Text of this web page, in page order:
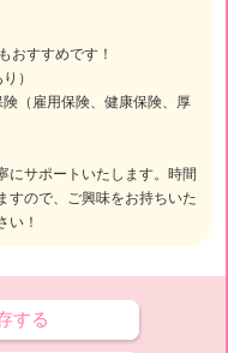
おすすめです！
）
（雇用保険、健康保険、厚
にサポートいたします。時間
すので、ご興味をお持ちいた
い！
する